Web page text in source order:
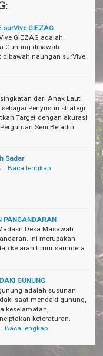
surVive GIEZAG
GIEZAG adalah
Gunung dibawah
dibawah naungan surVive
dari Anak Laut
Penyusun strategi
Target dengan akurasi
Seni Beladiri
Sadar
Baca lengkap
PANGANDARAN
Desa Masawah
Ini merupakan
ke arah timur samidera
GUNUNG
adalah susunan
saat mendaki gunung,
keselamatan,
keteraturan.
Baca lengkap